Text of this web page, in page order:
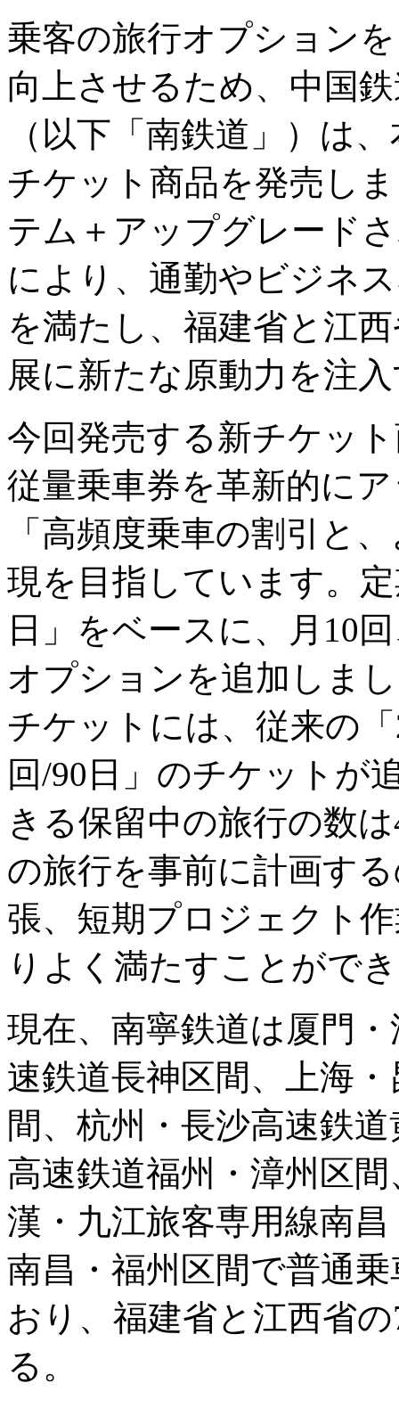
乗客の旅行オプション
向上させるため、中国
（以下「南鉄道」）は
チケット商品を発売し
テム＋アップグレード
により、通勤やビジネ
を満たし、福建省と江
展に新たな原動力を注
今回発売する新チケッ
従量乗車券を革新的に
「高頻度乗車の割引と
現を目指しています。
日」をベースに、月10
オプションを追加しま
チケットには、従来の
回/90日」のチケットが
きる保留中の旅行の数
の旅行を事前に計画す
張、短期プロジェクト
りよく満たすことがで
現在、南寧鉄道は厦門
速鉄道長神区間、上海
間、杭州・長沙高速鉄
高速鉄道福州・漳州区
漢・九江旅客専用線南
南昌・福州区間で普通
おり、福建省と江西省
る。